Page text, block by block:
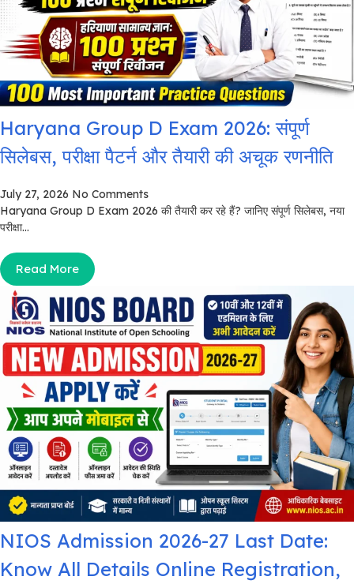
Haryana Group D Exam 2026: संपूर्ण
सिलेबस, परीक्षा पैटर्न और तैयारी की अचूक रणनीति
July 27, 2026 No Comments
Haryana Group D Exam 2026 की तैयारी कर रहे हैं? जानिए संपूर्ण सिलेबस, नया
परीक्षा...
Read More
NIOS Admission 2026-27 Last Date:
Know All Details Online Registration,